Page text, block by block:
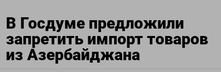
В Госдуме предложили
запретить импорт товаров
из Азербайджана